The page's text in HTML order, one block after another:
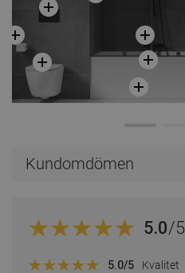
Kundomdömen
5.0/5
5.0/5 Kvalitet